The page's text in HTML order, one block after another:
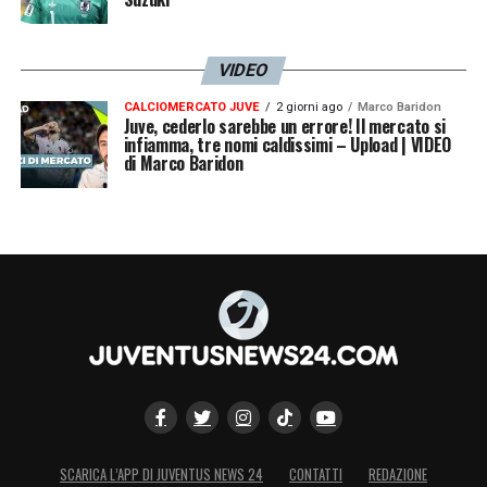
VIDEO
CALCIOMERCATO JUVE 2 giorni ago Marco Baridon
Juve, cederlo sarebbe un errore! Il mercato si
infiamma, tre nomi caldissimi – Upload | VIDEO
di Marco Baridon
SCARICA L’APP DI JUVENTUS NEWS 24 CONTATTI REDAZIONE